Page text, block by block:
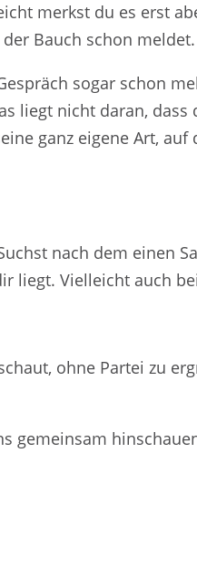
merkst du es erst
Bauch schon meldet.
sogar schon
liegt nicht daran,
ganz eigene Art,
nach dem einen
liegt. Vielleicht auch
ohne Partei zu
gemeinsam